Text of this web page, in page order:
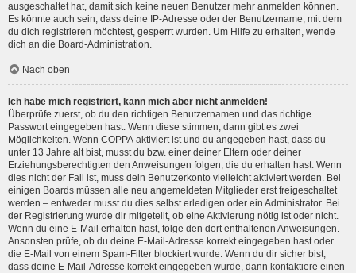
ausgeschaltet hat, damit sich keine neuen Benutzer mehr anmelden können.
Es könnte auch sein, dass deine IP-Adresse oder der Benutzername, mit dem
du dich registrieren möchtest, gesperrt wurden. Um Hilfe zu erhalten, wende
dich an die Board-Administration.
Nach oben
Ich habe mich registriert, kann mich aber nicht anmelden!
Überprüfe zuerst, ob du den richtigen Benutzernamen und das richtige
Passwort eingegeben hast. Wenn diese stimmen, dann gibt es zwei
Möglichkeiten. Wenn COPPA aktiviert ist und du angegeben hast, dass du
unter 13 Jahre alt bist, musst du bzw. einer deiner Eltern oder deiner
Erziehungsberechtigten den Anweisungen folgen, die du erhalten hast. Wenn
dies nicht der Fall ist, muss dein Benutzerkonto vielleicht aktiviert werden. Bei
einigen Boards müssen alle neu angemeldeten Mitglieder erst freigeschaltet
werden – entweder musst du dies selbst erledigen oder ein Administrator. Bei
der Registrierung wurde dir mitgeteilt, ob eine Aktivierung nötig ist oder nicht.
Wenn du eine E-Mail erhalten hast, folge den dort enthaltenen Anweisungen.
Ansonsten prüfe, ob du deine E-Mail-Adresse korrekt eingegeben hast oder
die E-Mail von einem Spam-Filter blockiert wurde. Wenn du dir sicher bist,
dass deine E-Mail-Adresse korrekt eingegeben wurde, dann kontaktiere einen